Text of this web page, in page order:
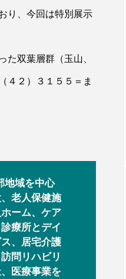
り、今回は特別展示
双葉層群（玉山、
４２）３１５５＝ま
地域を中心
老人保健施
ーム、ケア
療所とデイ
、居宅介護
問リハビリ
医療事業を